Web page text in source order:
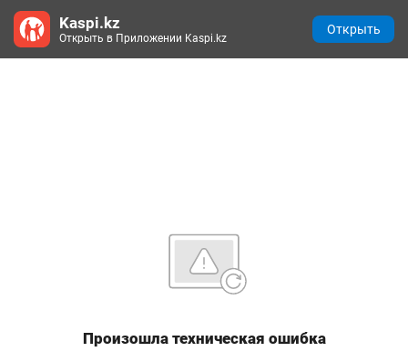
Произошла техническая ошибка
Kaspi.kz
Открыть в Приложении Kaspi.kz
Открыть